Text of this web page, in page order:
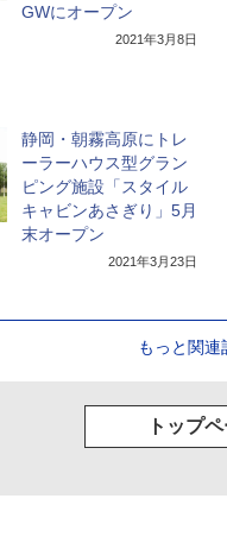
GWにオープン
2021年3月8日
静岡・朝霧高原にトレ
ーラーハウス型グラン
ピング施設「スタイル
キャビンあさぎり」5月
末オープン
2021年3月23日
もっと関連
トップ